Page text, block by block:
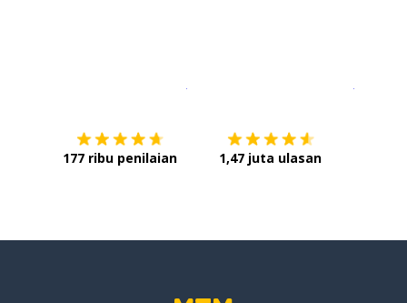
177 ribu penilaian 1,47 juta ulasan